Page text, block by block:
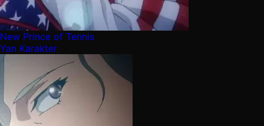
New Prince of Tennis
Yan Karakter